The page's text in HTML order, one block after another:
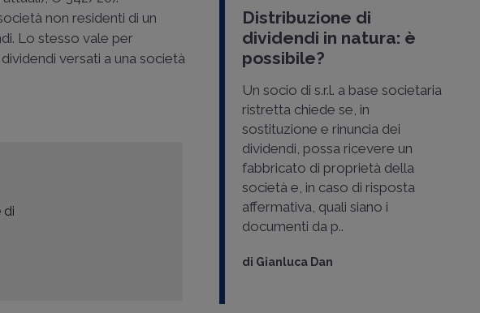
non residenti di un
Lo stesso vale per
versati a una società
di
Distribuzione di
dividendi in natura: è
possibile?
Un socio di s.r.l. a base societaria
ristretta chiede se, in
sostituzione e rinuncia dei
dividendi, possa ricevere un
fabbricato di proprietà della
società e, in caso di risposta
affermativa, quali siano i
documenti da p..
di Gianluca Dan